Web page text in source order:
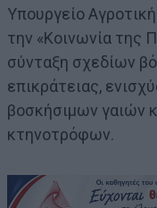
Υπουργείο
την «Κοινωνία της
σύνταξη σχεδίων
επικράτειας,
βοσκήσιμων γαιών
κτηνοτρόφων.